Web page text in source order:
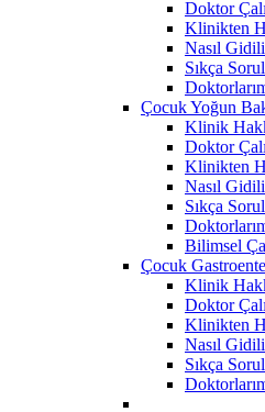
Doktor
Klinikten
Nasıl
Sıkça
Çocuk Yoğun
Klinik
Doktor
Klinikten
Nasıl
Sıkça
Bilimsel
Çocuk
Klinik
Doktor
Klinikten
Nasıl
Sıkça